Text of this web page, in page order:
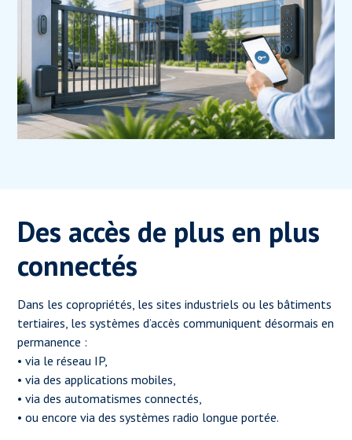
Des accès de plus en plus
connectés
Dans les copropriétés, les sites industriels ou les bâtiments
tertiaires, les systèmes d’accès communiquent désormais en
permanence :
• via le réseau IP,
• via des applications mobiles,
• via des automatismes connectés,
• ou encore via des systèmes radio longue portée.